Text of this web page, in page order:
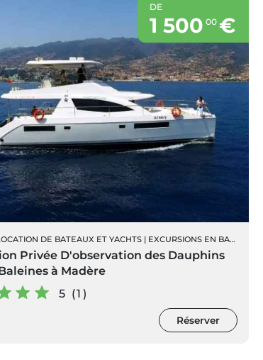
CATAMARAN PRIVÉ
DE
1 500 00 €
DE BATEAUX ET YACHTS | EXCURSIONS EN BATEAU
Privée D'observation des Dauphins
à Madère
5 (1)
Réserver